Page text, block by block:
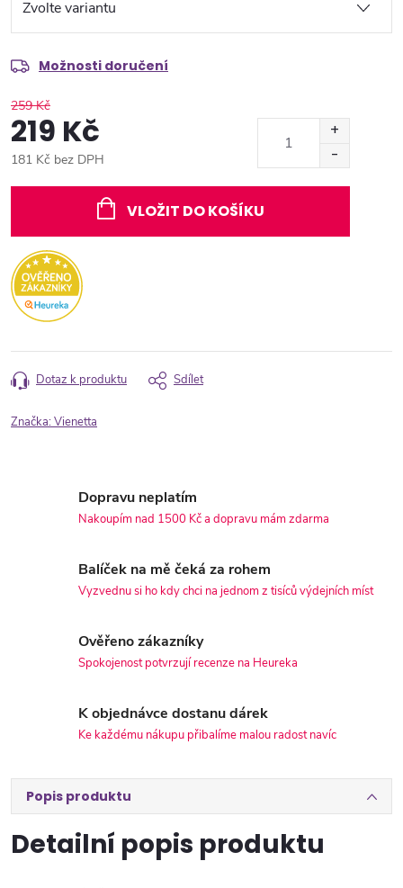
Možnosti doručení
259 Kč
219 Kč
181 Kč bez DPH
VLOŽIT DO KOŠÍKU
Dotaz k produktu Sdílet
Značka:Vienetta
Dopravu neplatím
Nakoupím nad 1500 Kč a dopravu mám zdarma
Balíček na mě čeká za rohem
Vyzvednu si ho kdy chci na jednom z tisíců výdejních míst
Ověřeno zákazníky
Spokojenost potvrzují recenze na Heureka
K objednávce dostanu dárek
Ke každému nákupu přibalíme malou radost navíc
Popis produktu
Detailní popis produktu